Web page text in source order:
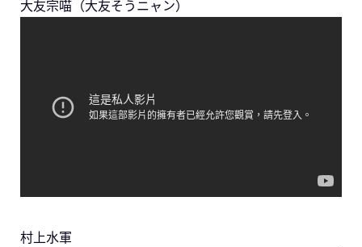
大友宗喵（大友そうニャン）
村上水軍